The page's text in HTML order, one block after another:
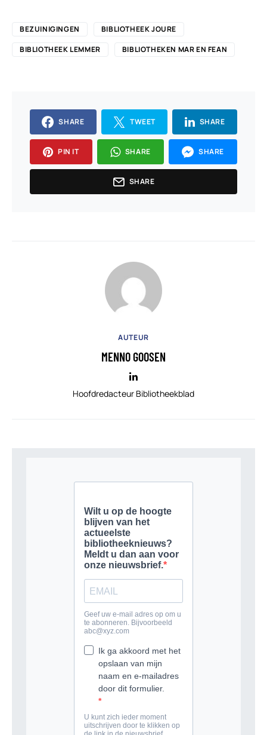
BEZUINIGINGEN
BIBLIOTHEEK JOURE
BIBLIOTHEEK LEMMER
BIBLIOTHEKEN MAR EN FEAN
SHARE TWEET SHARE
PIN IT SHARE SHARE
SHARE
AUTEUR
MENNO GOOSEN
Hoofdredacteur Bibliotheekblad